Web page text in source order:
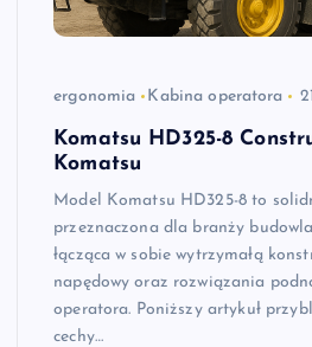
ergonomia Kabina operatora
Komatsu HD325-8
Komatsu
Model Komatsu HD325-8 to
przeznaczona dla branży
łącząca w sobie wytrzymałą
napędowy oraz rozwiązania
operatora. Poniższy artykuł
cechy…